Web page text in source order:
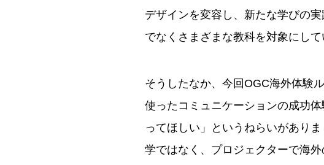
デザインを変容し、新たな学びの
でなくさまざまな教科を対象にして
そうしたなか、今回OGC海外体験
使ったコミュニケーションの成功
ってほしい」というねらいがあり
学ではなく、プロジェクターで海